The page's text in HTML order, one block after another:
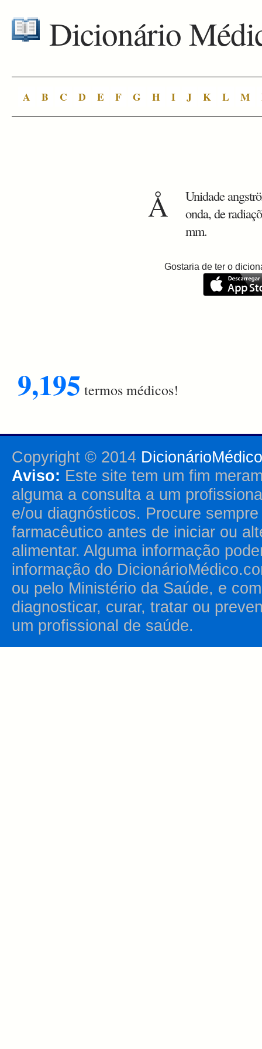
Dicionário
A B C D E F G H I J K L M
Å
Unidade
onda, de
mm.
Gostaria de ter o
9,195 termos médicos!
Copyright © 2014
Aviso: Este site tem um fim
alguma a consulta a um
e/ou diagnósticos. Procure
farmacêutico antes de iniciar ou
alimentar. Alguma informação
informação do
ou pelo Ministério da Saúde, e
diagnosticar, curar, tratar ou
um profissional de saúde.